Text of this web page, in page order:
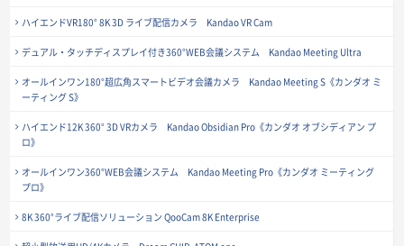
ハイエンドVR180° 8K 3D ライブ配信カメラ Kandao VR Cam
デュアル・タッチディスプレイ付き360°WEB会議システム Kandao Meeting Ultra
オールインワン180°超広角スマートビデオ会議カメラ Kandao Meeting S《カンダオ ミ
ーティング S》
ハイエンド12K 360° 3D VRカメラ Kandao Obsidian Pro《カンダオ オブシディアン プ
ロ》
オールインワン360°WEB会議システム Kandao Meeting Pro《カンダオ ミーティング
プロ》
8K 360°ライブ配信ソリューション QooCam 8K Enterprise